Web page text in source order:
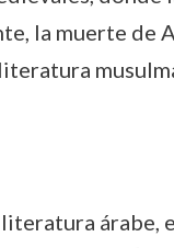
la muerte de
árabe,